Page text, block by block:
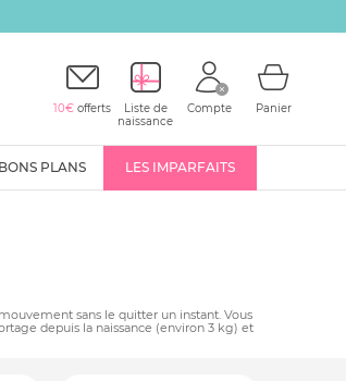
10€ offerts
Liste de
naissance
Compte Panier
BONS PLANS LES IMPARFAITS
sans le quitter un instant. Vous
depuis la naissance (environ 3 kg) et